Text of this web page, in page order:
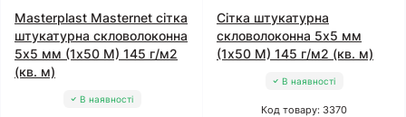
Masterplast Masternet сітка
штукатурна скловолоконна
5x5 мм (1x50 М) 145 г/м2
(кв. м)
В наявності
Сітка штукатурна
скловолоконна 5x5 мм
(1x50 М) 145 г/м2 (кв. м)
В наявності
Код товару: 3370